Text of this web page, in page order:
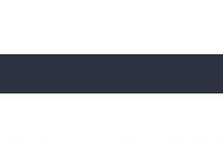
euros a los servicios de vigilancia
realizando entrevistas para
privada durante un rodaje
entre Inspector de